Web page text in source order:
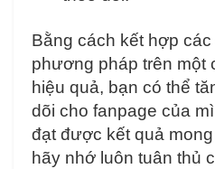
Bằng cách kết hợp
phương pháp trên một
hiệu quả, bạn có thể
dõi cho fanpage của
đạt được kết quả
hãy nhớ luôn tuân thủ